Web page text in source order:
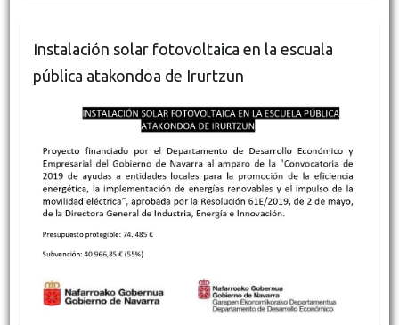
Instalación solar fotovoltaica en la escuala
pública atakondoa de Irurtzun